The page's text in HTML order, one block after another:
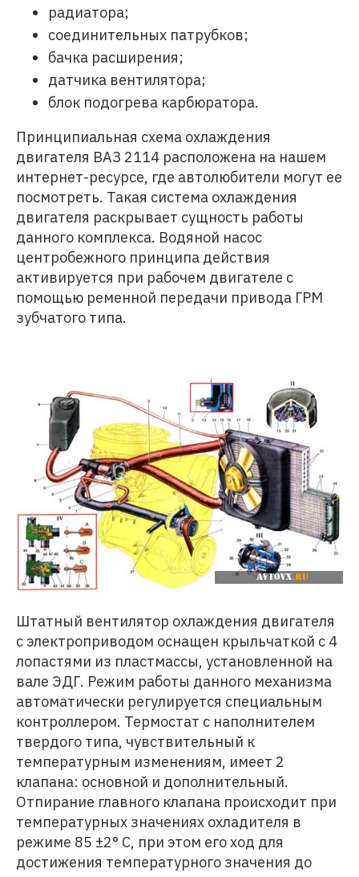
радиатора;
соединительных патрубков;
бачка расширения;
датчика вентилятора;
блок подогрева карбюратора.
Принципиальная схема охлаждения
двигателя ВАЗ 2114 расположена на нашем
интернет-ресурсе, где автолюбители могут ее
посмотреть. Такая система охлаждения
двигателя раскрывает сущность работы
данного комплекса. Водяной насос
центробежного принципа действия
активируется при рабочем двигателе с
помощью ременной передачи привода ГРМ
зубчатого типа.
Штатный вентилятор охлаждения двигателя
с электроприводом оснащен крыльчаткой с 4
лопастями из пластмассы, установленной на
вале ЭДГ. Режим работы данного механизма
автоматически регулируется специальным
контроллером. Термостат с наполнителем
твердого типа, чувствительный к
температурным изменениям, имеет 2
клапана: основной и дополнительный.
Отпирание главного клапана происходит при
температурных значениях охладителя в
режиме 85 ±2° С, при этом его ход для
достижения температурного значения до